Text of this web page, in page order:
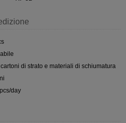
di strato e materiali di schiumatura
day